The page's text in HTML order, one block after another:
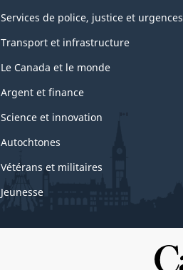
Services de police, justice et urgences
Transport et infrastructure
Le Canada et le monde
Argent et finance
Science et innovation
Autochtones
Vétérans et militaires
Jeunesse